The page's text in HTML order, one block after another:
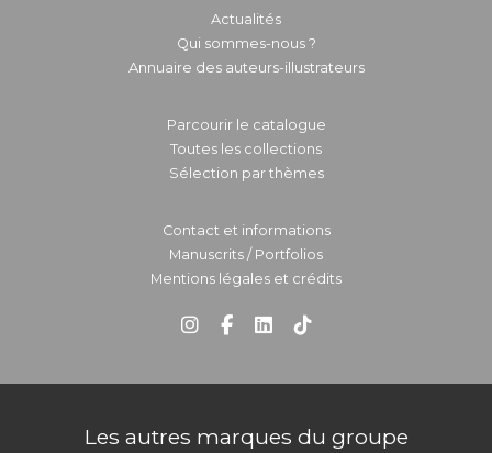
Actualités
Qui sommes-nous ?
Annuaire des auteurs-illustrateurs
Parcourir le catalogue
Toutes les collections
Sélection par thèmes
Contact et informations
Manuscrits / Portfolios
Mentions légales et crédits
Les autres marques du groupe